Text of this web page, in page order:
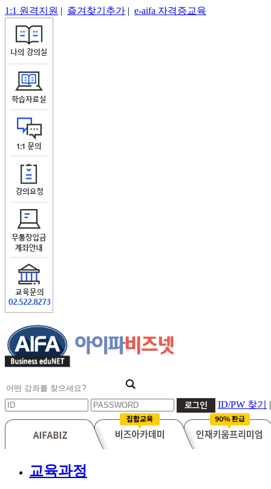
1:1 원격지원 | 즐겨찾기추가 | e-aifa 자격증교육
ID/PW 찾기 |
교육과정